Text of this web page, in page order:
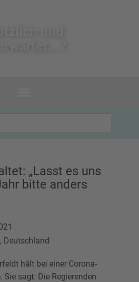
„Lasst es uns
bitte anders
, Deutschland
hält bei einer Corona-
Sie sagt: Die Regierenden